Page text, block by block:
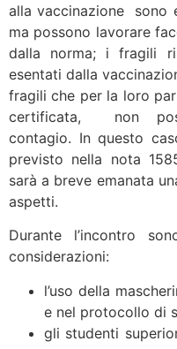
alla vaccinazione sono
ma possono lavorare
dalla norma; i fragili
esentati dalla
fragili che per la loro
certificata, non
contagio. In questo
previsto nella nota
sarà a breve emanata
aspetti.
Durante l’incontro
considerazioni:
l’uso della
e nel protocollo di
gli studenti